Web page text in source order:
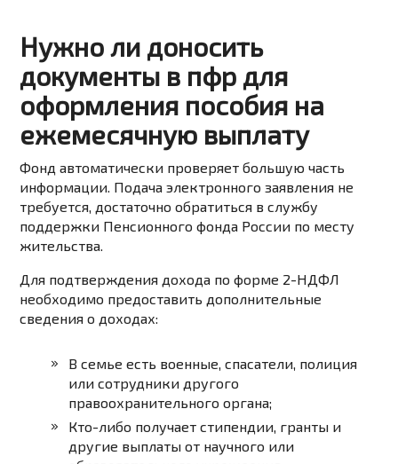
Нужно ли доносить
документы в пфр для
оформления пособия на
ежемесячную выплату
Фонд автоматически проверяет большую часть
информации. Подача электронного заявления не
требуется, достаточно обратиться в службу
поддержки Пенсионного фонда России по месту
жительства.
Для подтверждения дохода по форме 2-НДФЛ
необходимо предоставить дополнительные
сведения о доходах:
В семье есть военные, спасатели, полиция
или сотрудники другого
правоохранительного органа;
Кто-либо получает стипендии, гранты и
другие выплаты от научного или